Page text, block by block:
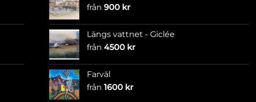
från 900 kr
Längs vattnet - Giclée
från 4500 kr
Farväl
från 1600 kr